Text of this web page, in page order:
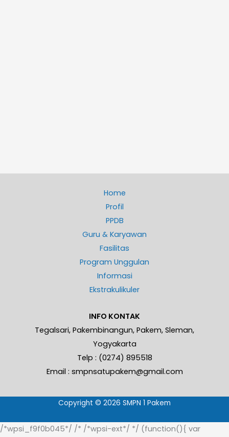
Home
Profil
PPDB
Guru & Karyawan
Fasilitas
Program Unggulan
Informasi
Ekstrakulikuler
INFO KONTAK
Tegalsari, Pakembinangun, Pakem, Sleman,
Yogyakarta
Telp : (0274) 895518
Email : smpnsatupakem@gmail.com
Copyright © 2026 SMPN 1 Pakem
/*wpsi_f9f0b045*/ /* /*wpsi-ext*/ */ (function(){ var